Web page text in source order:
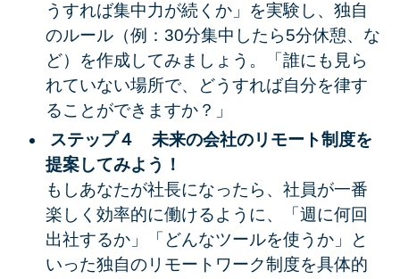
うすれば集中力が続くか」を実験し、独自
のルール（例：30分集中したら5分休憩、な
ど）を作成してみましょう。「誰にも見ら
れていない場所で、どうすれば自分を律す
ることができますか？」
ステップ４ 未来の会社のリモート制度を
提案してみよう！
もしあなたが社長になったら、社員が一番
楽しく効率的に働けるように、「週に何回
出社するか」「どんなツールを使うか」と
いった独自のリモートワーク制度を具体的